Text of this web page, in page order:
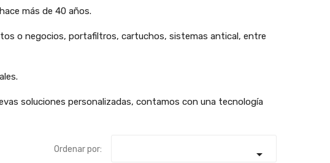
más de 40 años.
o negocios, portafiltros, cartuchos, sistemas antical, entre
soluciones personalizadas, contamos con una tecnología
Ordenar por: 